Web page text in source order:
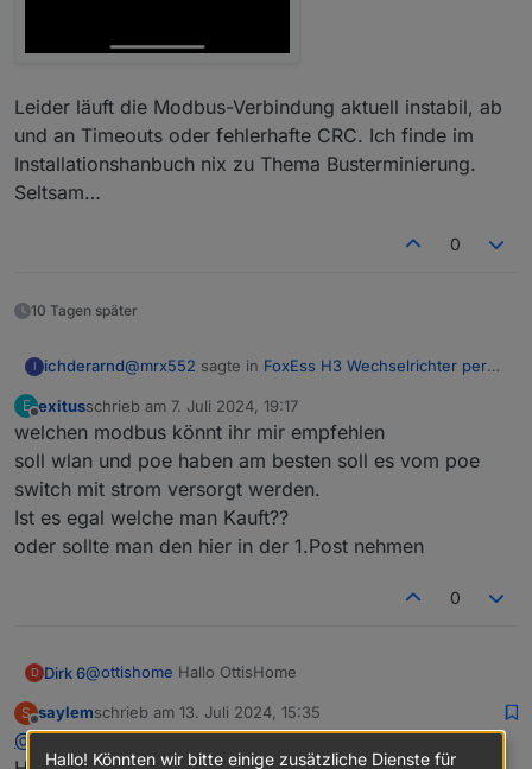
Leider läuft die Modbus-Verbindung aktuell instabil, ab
und an Timeouts oder fehlerhafte CRC. Ich finde im
Installationshanbuch nix zu Thema Busterminierung.
Seltsam…
0
10 Tagen später
I ichderarnd@mrx552 sagte in FoxEss H3 Wechselrichter per
@ichderarnd
Moin,
wie ich das bis jetzt verstanden habe, gibt es
String 3 nicht! 1 und 2 werden zusammen
verarbeitet und 3 als einzelner String.
Eigentlich sind es 5 Strings, immer zwei an einem
MPPT. Mir fehlt noch die Modbus Doku zu dem
Teil, um das richtig zuzuordnen.
E
Offline
exitusschrieb am 7. Juli 2024, 19:17
zuletzt editiert von
welchen modbus könnt ihr mir empfehlen
soll wlan und poe haben am besten soll es vom poe
switch mit strom versorgt werden.
Ist es egal welche man Kauft??
oder sollte man den hier in der 1.Post nehmen
0
D Dirk 6@ottishome Hallo OttisHome
Ich habe unser (mein) Problem gefunden.
Daten angezeigt werden müssen auch wenn keine
S
Offline
saylemschrieb am 13. Juli 2024, 15:35
zuletzt editiert von
@dirk-6Moin.
Hallo! Könnten wir bitte einige zusätzliche Dienste für